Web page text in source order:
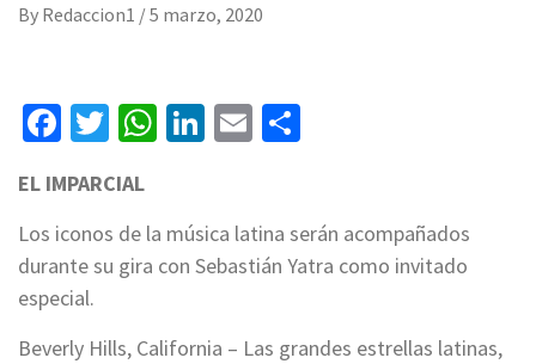
By Redaccion1 /5 marzo, 2020
Facebook
Twitter
WhatsApp
LinkedIn
Email
EL IMPARCIAL
Los iconos de la música latina serán acompañados
durante su gira con Sebastián Yatra como invitado
especial.
Beverly Hills, California – Las grandes estrellas latinas,